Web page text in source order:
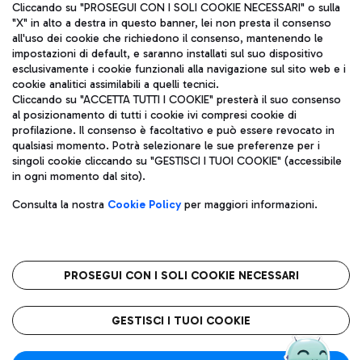
Aeroporti di Roma S.p.A. - Società soggetta a direzione e
coordinamento di Mundys S.p.A.
Codice fiscale e Registro delle Imprese di Roma 13032990155 P.
IVA 06572251004
Capitale sociale 62.224.743,00 int. vers.
Sede legale: Via Pier Paolo Racchetti 1 - 00054 Fiumicino (RM)
telefono +39 06 65951
Privacy policy
Note legali
Roma FCO
L'aeroporto stellato
Cliccando su "PROSEGUI CON I SOLI COOKIE NECESSARI" o sulla
"X" in alto a destra in questo banner, lei non presta il consenso
all'uso dei cookie che richiedono il consenso, mantenendo le
impostazioni di default, e saranno installati sul suo dispositivo
esclusivamente i cookie funzionali alla navigazione sul sito web e i
cookie analitici assimilabili a quelli tecnici.
Cliccando su "ACCETTA TUTTI I COOKIE" presterà il suo consenso
al posizionamento di tutti i cookie ivi compresi cookie di
profilazione. Il consenso è facoltativo e può essere revocato in
qualsiasi momento. Potrà selezionare le sue preferenze per i
singoli cookie cliccando su "GESTISCI I TUOI COOKIE" (accessibile
in ogni momento dal sito).
Consulta la nostra Cookie Policyper maggiori informazioni.
PROSEGUI CON I SOLI COOKIE NECESSARI
GESTISCI I TUOI COOKIE